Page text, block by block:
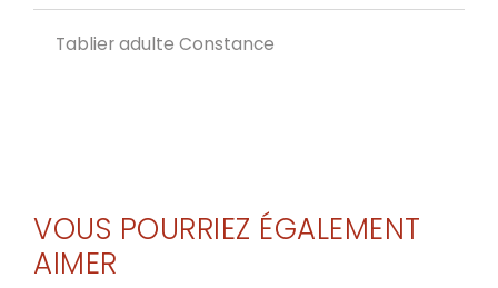
Tablier adulte Constance
VOUS POURRIEZ ÉGALEMENT
AIMER